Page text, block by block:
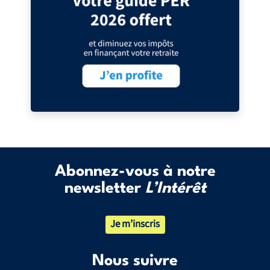
Abonnez-vous à notre
newsletter L’Intérêt
Je m’inscris
Nous suivre